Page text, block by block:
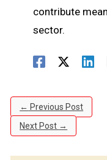
contribute
sector.
← Previous Post
Next Post →